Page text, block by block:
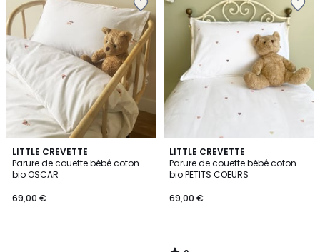
LITTLE CREVETTE
Parure de couette bébé coton
bio OSCAR
69,00 €
LITTLE CREVETTE
Parure de couette bébé coton
bio PETITS COEURS
69,00 €
2
/
5